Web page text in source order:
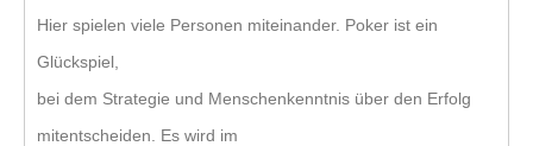
Hier spielen viele Personen miteinander. Poker ist ein
Glückspiel,
bei dem Strategie und Menschenkenntnis über den Erfolg
mitentscheiden. Es wird im